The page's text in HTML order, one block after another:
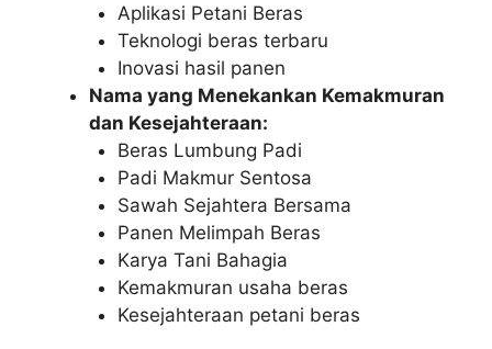
Aplikasi Petani Beras
Teknologi beras terbaru
Inovasi hasil panen
Nama yang Menekankan Kemakmuran
dan Kesejahteraan:
Beras Lumbung Padi
Padi Makmur Sentosa
Sawah Sejahtera Bersama
Panen Melimpah Beras
Karya Tani Bahagia
Kemakmuran usaha beras
Kesejahteraan petani beras